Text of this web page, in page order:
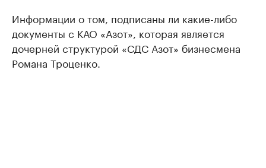
Информации о том, подписаны ли какие-либо
документы с КАО «Азот», которая является
дочерней структурой «СДС Азот» бизнесмена
Романа Троценко.